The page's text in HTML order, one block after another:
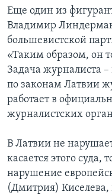
Еще один из
Владимир
большевистской
«Таким образом, он
Задача журналиста
по законам Латвии
работает в
журналистских
В Латвии не
касается этого суда,
нарушение
(Дмитрия) Киселева,